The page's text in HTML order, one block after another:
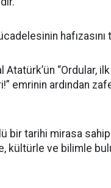
hafızasını
Atatürk’ün “Ordular,
emrinin ardından
bir tarihi mirasa sahip
kültürle ve bilimle